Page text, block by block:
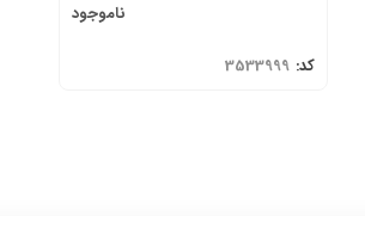
ناموجود
کد: 3533999